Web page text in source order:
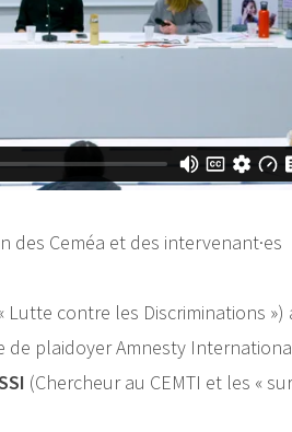
Ceméa et des intervenant·es
Lutte contre les Discriminations »)
de plaidoyer Amnesty
(Chercheur au CEMTI et les «